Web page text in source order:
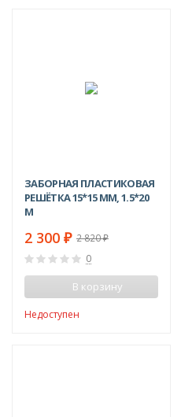
ЗАБОРНАЯ ПЛАСТИКОВАЯ
РЕШЁТКА 15*15 ММ, 1.5*20
М
2 300 ₽ 2 820₽
0
В корзину
Недоступен